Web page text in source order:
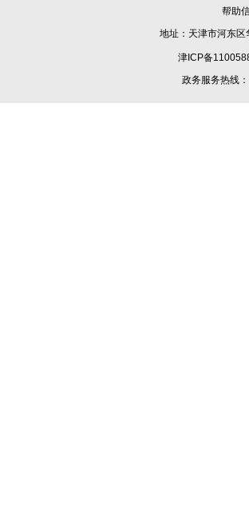
帮助
地址：天津市河
津ICP备
政务服务热线